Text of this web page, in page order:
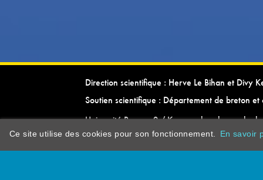
Direction scientifique : Herve Le Bihan et Divy
Soutien scientifique : Département de breton et
Université Rennes 2 / Kevrenn brezhoneg ha
Ce site utilise des cookies pour son fonctionnement. En savoir